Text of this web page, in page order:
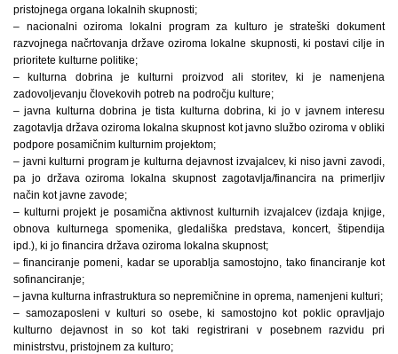
pristojnega organa lokalnih skupnosti;
– nacionalni oziroma lokalni program za kulturo je strateški dokument
razvojnega načrtovanja države oziroma lokalne skupnosti, ki postavi cilje in
prioritete kulturne politike;
– kulturna dobrina je kulturni proizvod ali storitev, ki je namenjena
zadovoljevanju človekovih potreb na področju kulture;
– javna kulturna dobrina je tista kulturna dobrina, ki jo v javnem interesu
zagotavlja država oziroma lokalna skupnost kot javno službo oziroma v obliki
podpore posamičnim kulturnim projektom;
– javni kulturni program je kulturna dejavnost izvajalcev, ki niso javni zavodi,
pa jo država oziroma lokalna skupnost zagotavlja/financira na primerljiv
način kot javne zavode;
– kulturni projekt je posamična aktivnost kulturnih izvajalcev (izdaja knjige,
obnova kulturnega spomenika, gledališka predstava, koncert, štipendija
ipd.), ki jo financira država oziroma lokalna skupnost;
– financiranje pomeni, kadar se uporablja samostojno, tako financiranje kot
sofinanciranje;
– javna kulturna infrastruktura so nepremičnine in oprema, namenjeni kulturi;
– samozaposleni v kulturi so osebe, ki samostojno kot poklic opravljajo
kulturno dejavnost in so kot taki registrirani v posebnem razvidu pri
ministrstvu, pristojnem za kulturo;